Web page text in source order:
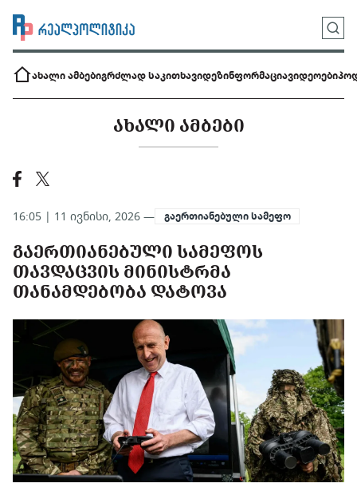
ახალი ამბებიგრძლად საკითხავიდეზინფორმაციავიდეოები
ᲐᲮᲐᲚᲘ ᲐᲛᲑᲔᲑᲘ
16:05 | 11 ივნისი, 2026 — გაერთიანებული სამეფო
ᲒᲐᲔᲠᲗᲘᲐᲜᲔᲑᲣᲚᲘ ᲡᲐᲛᲔᲤᲝᲡ
ᲗᲐᲕᲓᲐᲪᲕᲘᲡ ᲛᲘᲜᲘᲡᲢᲠᲛᲐ
ᲗᲐᲜᲐᲛᲓᲔᲑᲝᲑᲐ ᲓᲐᲢᲝᲕᲐ